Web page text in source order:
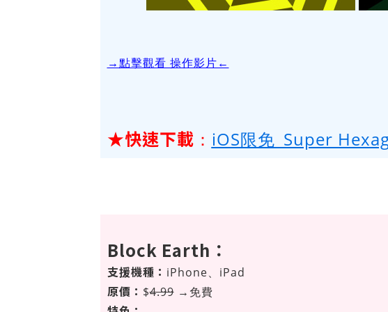
→點擊觀看 操作影片←
★快速下載 ： iOS限免_Super
Block Earth：
支援機種： iPhone、iPad
原價： $4.99→免費